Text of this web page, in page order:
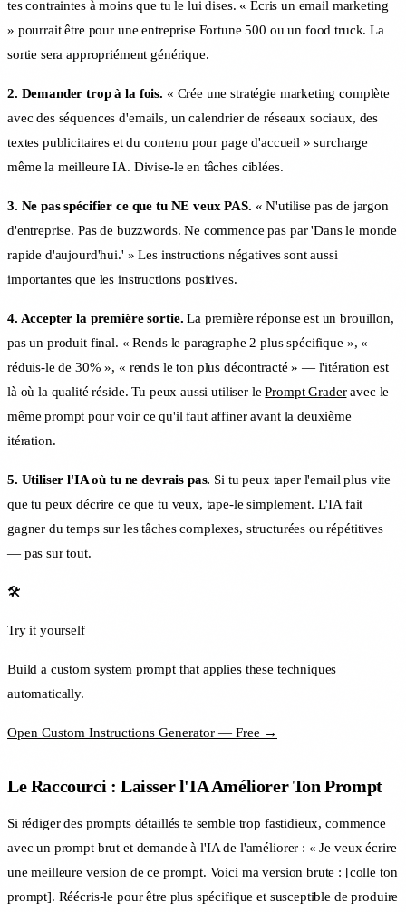
tes contraintes à moins que tu le lui dises. « Écris un email marketing
» pourrait être pour une entreprise Fortune 500 ou un food truck. La
sortie sera appropriément générique.
2. Demander trop à la fois. « Crée une stratégie marketing complète
avec des séquences d'emails, un calendrier de réseaux sociaux, des
textes publicitaires et du contenu pour page d'accueil » surcharge
même la meilleure IA. Divise-le en tâches ciblées.
3. Ne pas spécifier ce que tu NE veux PAS. « N'utilise pas de jargon
d'entreprise. Pas de buzzwords. Ne commence pas par 'Dans le monde
rapide d'aujourd'hui.' » Les instructions négatives sont aussi
importantes que les instructions positives.
4. Accepter la première sortie. La première réponse est un brouillon,
pas un produit final. « Rends le paragraphe 2 plus spécifique », «
réduis-le de 30% », « rends le ton plus décontracté » — l'itération est
là où la qualité réside. Tu peux aussi utiliser lePrompt Graderavec le
même prompt pour voir ce qu'il faut affiner avant la deuxième
itération.
5. Utiliser l'IA où tu ne devrais pas. Si tu peux taper l'email plus vite
que tu peux décrire ce que tu veux, tape-le simplement. L'IA fait
gagner du temps sur les tâches complexes, structurées ou répétitives
— pas sur tout.
🛠️
Try it yourself
Build a custom system prompt that applies these techniques
automatically.
Open Custom Instructions Generator — Free →
Le Raccourci : Laisser l'IA Améliorer Ton Prompt
Si rédiger des prompts détaillés te semble trop fastidieux, commence
avec un prompt brut et demande à l'IA de l'améliorer : « Je veux écrire
une meilleure version de ce prompt. Voici ma version brute : [colle ton
prompt]. Réécris-le pour être plus spécifique et susceptible de produire